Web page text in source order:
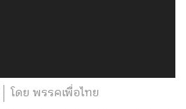
โดย พรรคเพื่อไทย